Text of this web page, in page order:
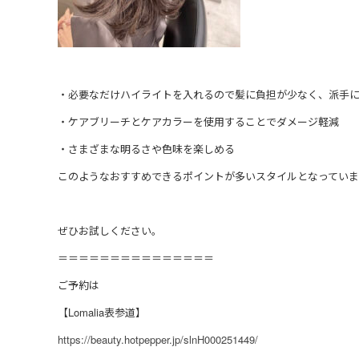
・必要なだけハイライトを入れるので髪に負担が少なく、派手
・ケアブリーチとケアカラーを使用することでダメージ軽減
・さまざまな明るさや色味を楽しめる
このようなおすすめできるポイントが多いスタイルとなっていま
ぜひお試しください。
＝＝＝＝＝＝＝＝＝＝＝＝＝＝＝
ご予約は
【Lomalia表参道】
https://beauty.hotpepper.jp/slnH000251449/